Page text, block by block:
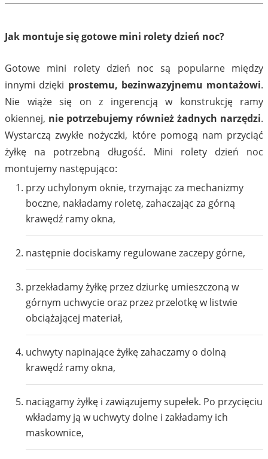
Jak montuje się gotowe mini rolety dzień noc?
Gotowe mini rolety dzień noc są popularne między
innymi dzięki prostemu, bezinwazyjnemu montażowi.
Nie wiąże się on z ingerencją w konstrukcję ramy
okiennej, nie potrzebujemy również żadnych narzędzi.
Wystarczą zwykłe nożyczki, które pomogą nam przyciąć
żyłkę na potrzebną długość. Mini rolety dzień noc
montujemy następująco:
przy uchylonym oknie, trzymając za mechanizmy
boczne, nakładamy roletę, zahaczając za górną
krawędź ramy okna,
następnie dociskamy regulowane zaczepy górne,
przekładamy żyłkę przez dziurkę umieszczoną w
górnym uchwycie oraz przez przelotkę w listwie
obciążającej materiał,
uchwyty napinające żyłkę zahaczamy o dolną
krawędź ramy okna,
naciągamy żyłkę i zawiązujemy supełek. Po przycięciu
wkładamy ją w uchwyty dolne i zakładamy ich
maskownice,